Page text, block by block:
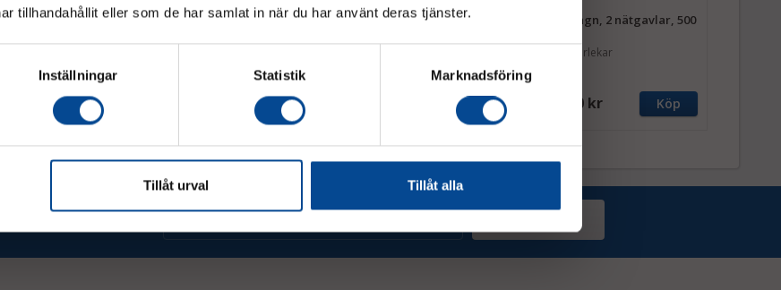
tillhandahållit eller som de har samlat in när du har använt deras tjänster.
Inställningar Statistik Marknadsföring
Tillåt urval Tillåt alla
på
Plattformsvagn, 2-7 byglar på
antracit
Finns i två storlekar
Fr.6 843,75 kr
Plattformsvagn för fryslager, 2
16 875 kr Köp
Plattformsvagn, 2 nätgavlar, 500
Finns i fyra storlekar
4 812,50 kr Köp
& nyheter!
Exkl. moms
Inkl. moms